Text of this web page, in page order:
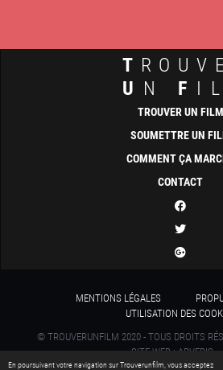
En poursuivant votre navigation sur Trouverunfilm, vous acceptez
T
U N F
TROUVER UN FILM
SOUMETTRE UN
COMMENT ÇA
CONTACT
MENTIONS LÉGALES
UTILISATION DES
© TROUVERUNFILM 2020 - TOUS DROITS
SITE WEB : ADVERIS